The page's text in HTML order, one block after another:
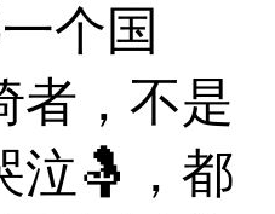
个国
者，不是
泣🤱，都